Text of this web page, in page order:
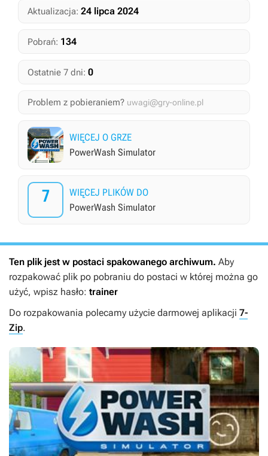
Aktualizacja: 24 lipca 2024
Pobrań: 134
Ostatnie 7 dni: 0
Problem z pobieraniem? uwagi@gry-online.pl
WIĘCEJ O GRZE
PowerWash Simulator
7
WIĘCEJ PLIKÓW DO
PowerWash Simulator
Ten plik jest w postaci spakowanego archiwum. Aby
rozpakować plik po pobraniu do postaci w której można go
użyć, wpisz hasło: trainer
Do rozpakowania polecamy użycie darmowej aplikacji 7-
Zip.